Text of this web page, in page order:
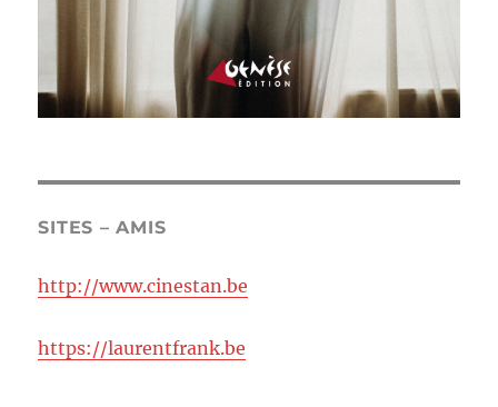
SITES – AMIS
http://www.cinestan.be
https://laurentfrank.be